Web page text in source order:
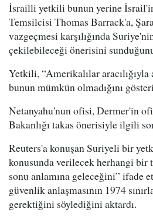
İsrailli yetkili bunun yerine
Temsilcisi Thomas Barrack'a,
vazgeçmesi karşılığında
çekilebileceği önerisini
Yetkili, “Amerikalılar aracılığıyla
bunun mümkün olmadığını
Netanyahu'nun ofisi, Dermer'in
Bakanlığı takas önerisiyle ilgili
Reuters'a konuşan Suriyeli bir
konusunda verilecek herhangi bir
sonu anlamına geleceğini” ifade
güvenlik anlaşmasının 1974
gerektiğini söylediğini aktardı.